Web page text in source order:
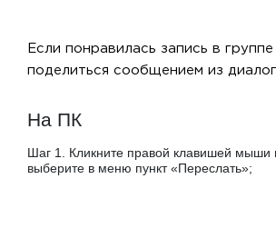
Если понравилась запись в
поделиться сообщением из
На ПК
Шаг 1. Кликните правой клавишей мыши
выберите в меню пункт «Переслать»;